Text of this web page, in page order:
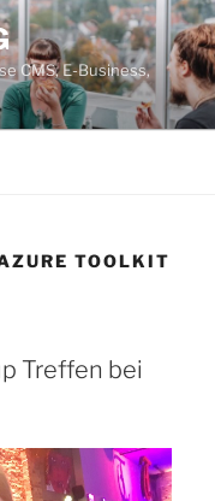
CMS, E-Business,
TOOLKIT
Treffen bei